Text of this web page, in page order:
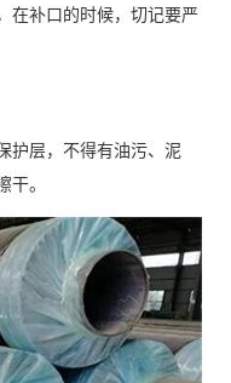
在补口的时候，切记要严
层，不得有油污、泥
。